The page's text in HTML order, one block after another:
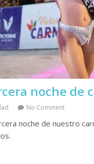
noche de
No Comment
noche de nuestro